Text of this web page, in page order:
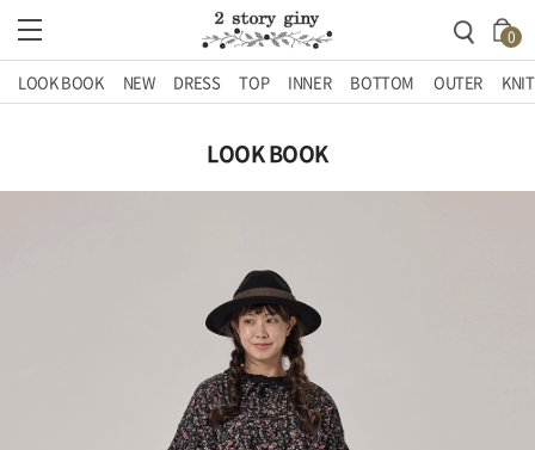
0
LOOK BOOK NEW DRESS TOP INNER BOTTOM OUTER KNIT
LOOK BOOK